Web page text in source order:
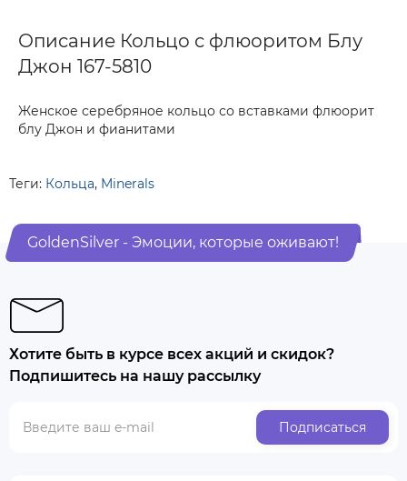
Описание Кольцо с флюоритом Блу
Джон 167-5810
Женское серебряное кольцо со вставками флюорит
блу Джон и фианитами
Теги: Кольца, Minerals
GoldenSilver - Эмоции, которые оживают!
Хотите быть в курсе всех акций и скидок?
Подпишитесь на нашу рассылку
Подписаться